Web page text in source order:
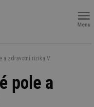
Menu
a zdravotní rizika V
pole a